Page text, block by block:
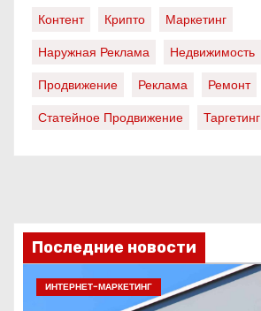
Контент
Крипто
Маркетинг
Наружная Реклама
Недвижимость
Продвижение
Реклама Ремонт
Статейное Продвижение
Таргетинг
Последние новости
ИНТЕРНЕТ-МАРКЕТИНГ